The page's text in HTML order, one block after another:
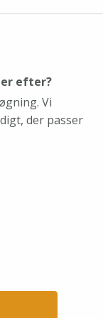
efter?
Vi
der passer